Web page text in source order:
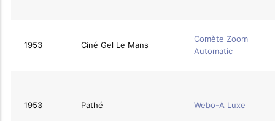
1953 Ciné Gel Le Mans
Comète Zoom
Automatic
1953 Pathé Webo-A Luxe